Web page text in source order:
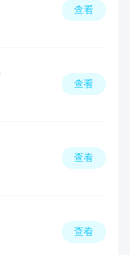
查看
查看
查看
查看